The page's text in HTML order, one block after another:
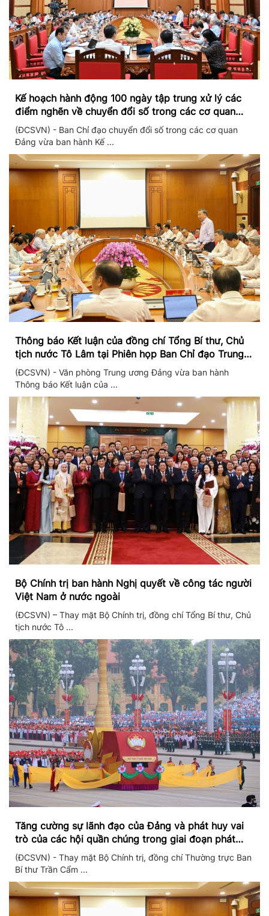
Kế hoạch hành động 100 ngày tập trung xử lý các
điểm nghẽn về chuyển đổi số trong các cơ quan
Đảng
(ĐCSVN) - Ban Chỉ đạo chuyển đổi số trong các cơ quan
Đảng vừa ban hành Kế ...
Thông báo Kết luận của đồng chí Tổng Bí thư, Chủ
tịch nước Tô Lâm tại Phiên họp Ban Chỉ đạo Trung
ương thực hiện Nghị quyết 57
(ĐCSVN) - Văn phòng Trung ương Đảng vừa ban hành
Thông báo Kết luận của ...
Bộ Chính trị ban hành Nghị quyết về công tác người
Việt Nam ở nước ngoài
(ĐCSVN) – Thay mặt Bộ Chính trị, đồng chí Tổng Bí thư, Chủ
tịch nước Tô ...
Tăng cường sự lãnh đạo của Đảng và phát huy vai
trò của các hội quần chúng trong giai đoạn phát
triển mới
(ĐCSVN) - Thay mặt Bộ Chính trị, đồng chí Thường trực Ban
Bí thư Trần Cẩm ...